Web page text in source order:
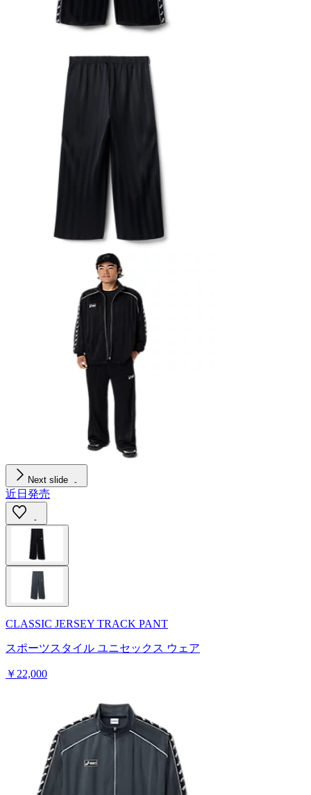
Next slide
近日発売
CLASSIC JERSEY TRACK PANT
スポーツスタイル ユニセックス ウェア
￥22,000